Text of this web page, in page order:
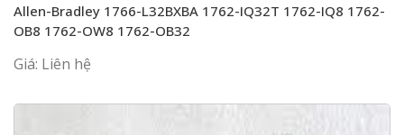
Allen-Bradley 1766-L32BXBA 1762-IQ32T 1762-IQ8 1762-
OB8 1762-OW8 1762-OB32
Giá: Liên hệ